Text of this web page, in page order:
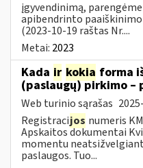
įgyvendinimą,
apibendrinto
(2023-10-19 raštas Nr....
Metai: 2023
Kada ir kokia forma
(paslaugų) pirkimo
Web turinio sąrašas
Registracijos numeris
Apskaitos dokumentai
momentu
paslaugos. Tuo...